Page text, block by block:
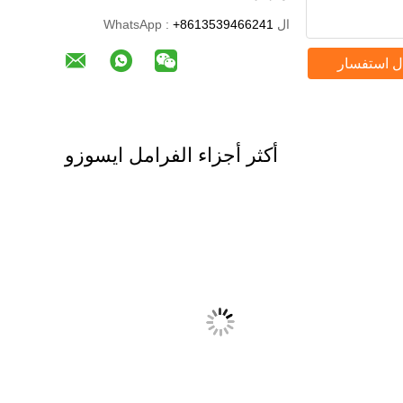
ال WhatsApp : +8613539466241
استفسار
أكثر أجزاء الفرامل ايسوزو